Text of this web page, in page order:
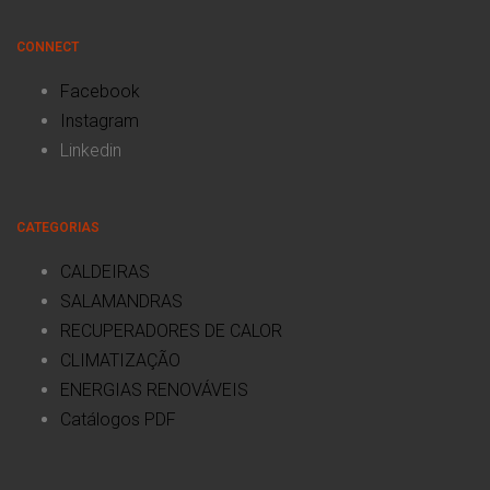
CONNECT
Facebook
Instagram
Linkedin
CATEGORIAS
CALDEIRAS
SALAMANDRAS
RECUPERADORES DE CALOR
CLIMATIZAÇÃO
ENERGIAS RENOVÁVEIS
Catálogos PDF